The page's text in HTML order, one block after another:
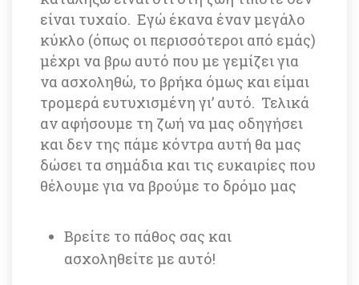
είναι τυχαίο. Εγώ έκανα έναν μεγάλο
κύκλο (όπως οι περισσότεροι από εμάς)
μέχρι να βρω αυτό που με γεμίζει για
να ασχοληθώ, το βρήκα όμως και είμαι
τρομερά ευτυχισμένη γι’ αυτό. Τελικά
αν αφήσουμε τη ζωή να μας οδηγήσει
και δεν της πάμε κόντρα αυτή θα μας
δώσει τα σημάδια και τις ευκαιρίες που
θέλουμε για να βρούμε το δρόμο μας
Βρείτε το πάθος σας και
ασχοληθείτε με αυτό!